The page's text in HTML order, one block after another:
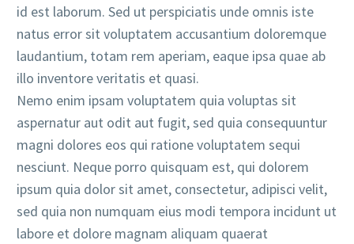
id est laborum. Sed ut perspiciatis unde omnis iste
natus error sit voluptatem accusantium doloremque
laudantium, totam rem aperiam, eaque ipsa quae ab
illo inventore veritatis et quasi.
Nemo enim ipsam voluptatem quia voluptas sit
aspernatur aut odit aut fugit, sed quia consequuntur
magni dolores eos qui ratione voluptatem sequi
nesciunt. Neque porro quisquam est, qui dolorem
ipsum quia dolor sit amet, consectetur, adipisci velit,
sed quia non numquam eius modi tempora incidunt ut
labore et dolore magnam aliquam quaerat